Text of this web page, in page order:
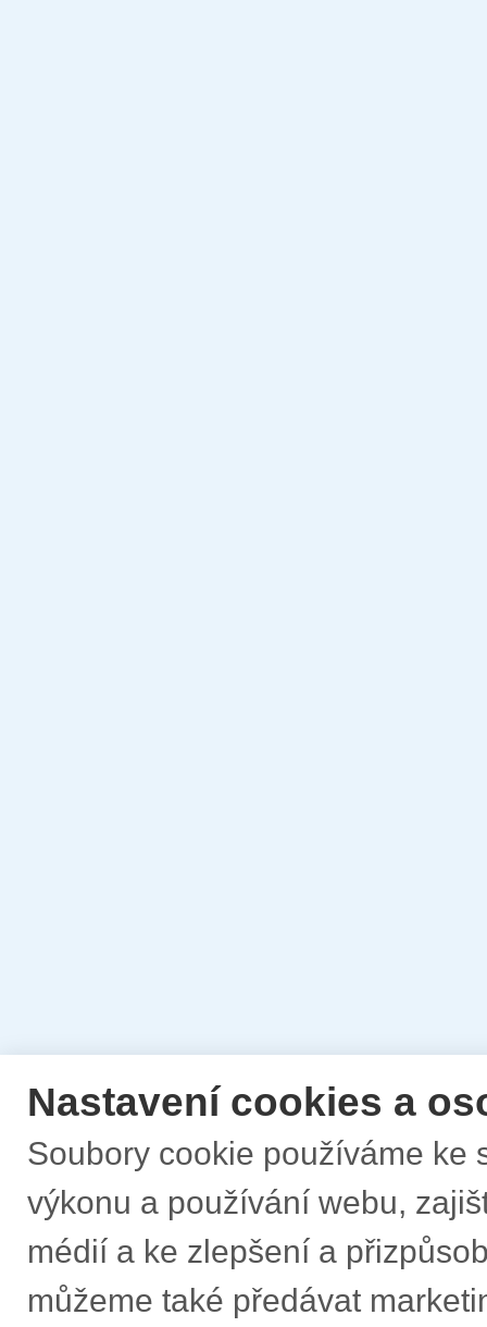
Nastavení cookies a
Soubory cookie používáme ke
výkonu a používání webu,
médií a ke zlepšení a
můžeme také předávat